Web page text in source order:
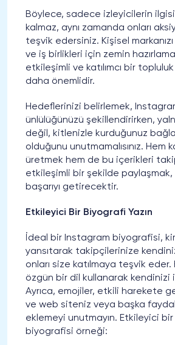
Böylece, sadece izleyicilerin
kalmaz, aynı zamanda onları
teşvik edersiniz. Kişisel
ve iş birlikleri için zemin
etkileşimli ve katılımcı bir
daha önemlidir.
Hedeflerinizi belirlemek,
ünlülüğünüzü şekillendirirken,
değil, kitlenizle kurduğunuz
olduğunu unutmamalısınız. Hem
üretmek hem de bu içerikleri
etkileşimli bir şekilde
başarıyı getirecektir.
Etkileyici Bir Biyografi Yazın
İdeal bir Instagram biyografisi,
yansıtarak takipçilerinize
onları size katılmaya teşvik eder.
özgün bir dil kullanarak kendinizi
Ayrıca, emojiler, etkili harekete
ve web siteniz veya başka
eklemeyi unutmayın. Etkileyici
biyografisi örneği: